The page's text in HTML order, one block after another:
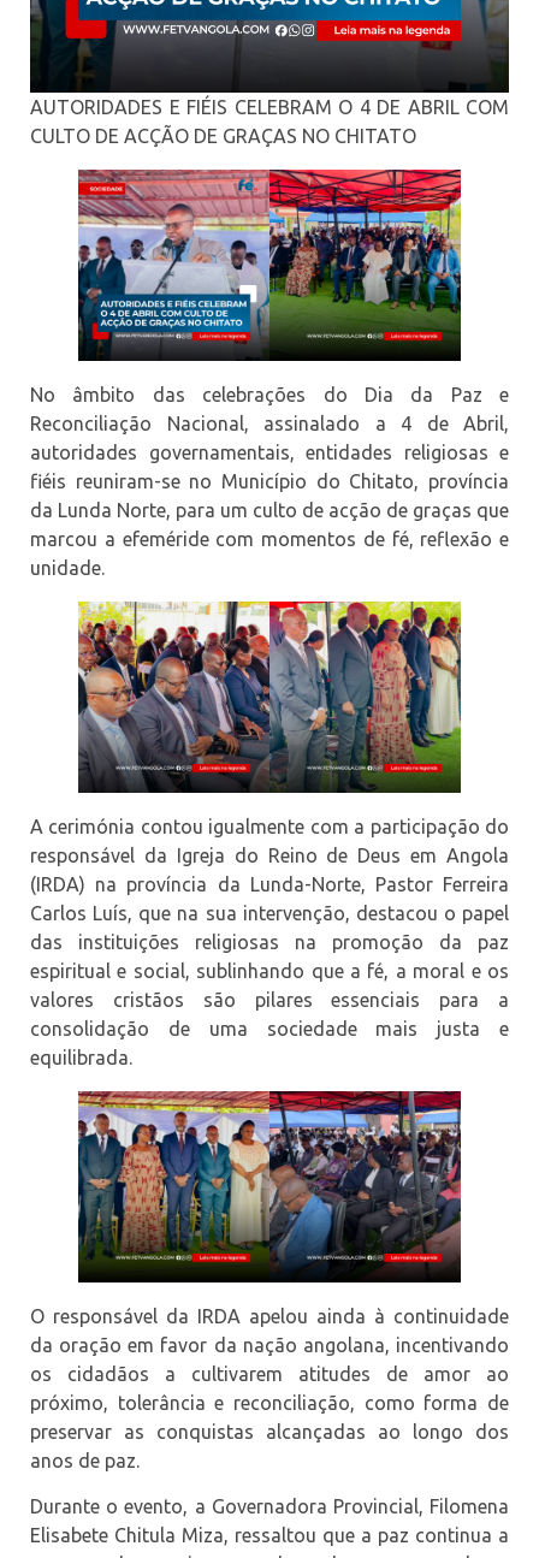
AUTORIDADES E FIÉIS CELEBRAM O 4 DE ABRIL COM
CULTO DE ACÇÃO DE GRAÇAS NO CHITATO
No âmbito das celebrações do Dia da Paz e
Reconciliação Nacional, assinalado a 4 de Abril,
autoridades governamentais, entidades religiosas e
fiéis reuniram-se no Município do Chitato, província
da Lunda Norte, para um culto de acção de graças que
marcou a efeméride com momentos de fé, reflexão e
unidade.
A cerimónia contou igualmente com a participação do
responsável da Igreja do Reino de Deus em Angola
(IRDA) na província da Lunda-Norte, Pastor Ferreira
Carlos Luís, que na sua intervenção, destacou o papel
das instituições religiosas na promoção da paz
espiritual e social, sublinhando que a fé, a moral e os
valores cristãos são pilares essenciais para a
consolidação de uma sociedade mais justa e
equilibrada.
O responsável da IRDA apelou ainda à continuidade
da oração em favor da nação angolana, incentivando
os cidadãos a cultivarem atitudes de amor ao
próximo, tolerância e reconciliação, como forma de
preservar as conquistas alcançadas ao longo dos
anos de paz.
Durante o evento, a Governadora Provincial, Filomena
Elisabete Chitula Miza, ressaltou que a paz continua a